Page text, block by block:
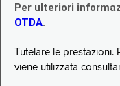
Per ulteriori
OTDA.
Tutelare le
viene utilizzata